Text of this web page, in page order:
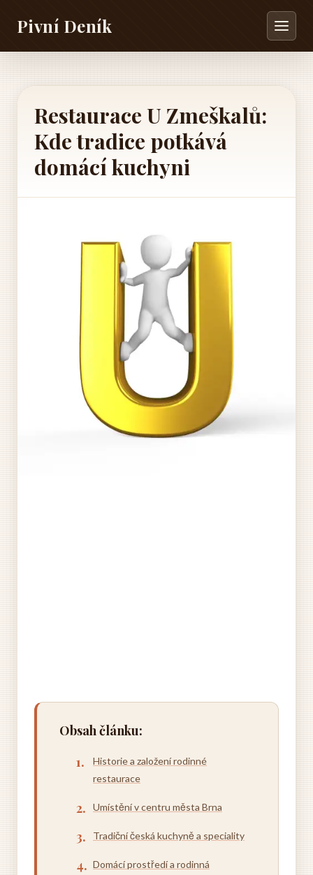
Pivní Deník
Restaurace U Zmeškalů:
Kde tradice potkává
domácí kuchyni
Obsah článku:
Historie a založení rodinné
restaurace
Umístění v centru města Brna
Tradiční česká kuchyně a speciality
Domácí prostředí a rodinná